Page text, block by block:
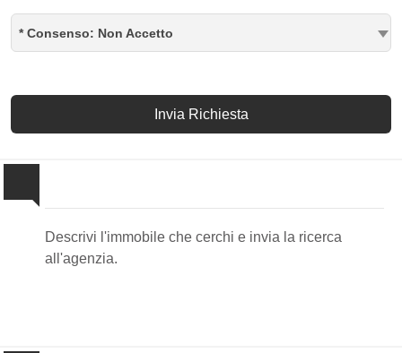
* Consenso: Non Accetto
Invia Richiesta
Descrivi l'immobile che cerchi e invia la ricerca
all'agenzia.